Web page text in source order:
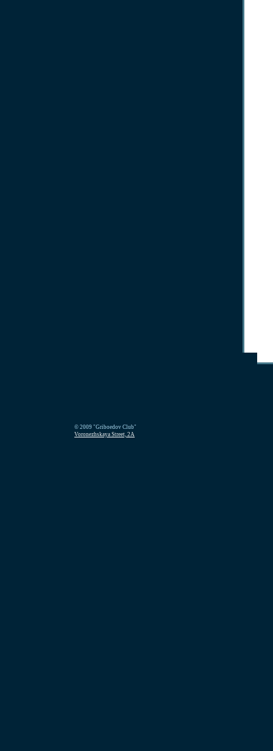
© 2009 "Griboedov Club"
Voronezhskaya Street, 2A